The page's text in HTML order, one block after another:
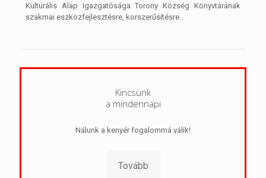
Kulturális Alap Igazgatósága Torony Község Könyvtárának
szakmai eszközfejlesztésre, korszerűsítésre.
Kincsünk
a mindennapi
Nálunk a kenyér fogalommá válik!
Tovább